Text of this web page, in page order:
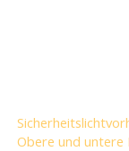
Obere und untere